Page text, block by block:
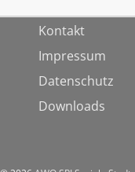
Kontakt
Impressum
Datenschutz
Downloads